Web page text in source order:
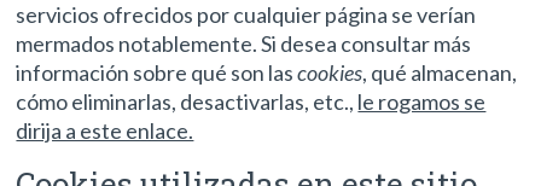
servicios ofrecidos por cualquier página se verían
mermados notablemente. Si desea consultar más
información sobre qué son lascookies, qué almacenan,
cómo eliminarlas, desactivarlas, etc., le rogamos se
dirija a este enlace.